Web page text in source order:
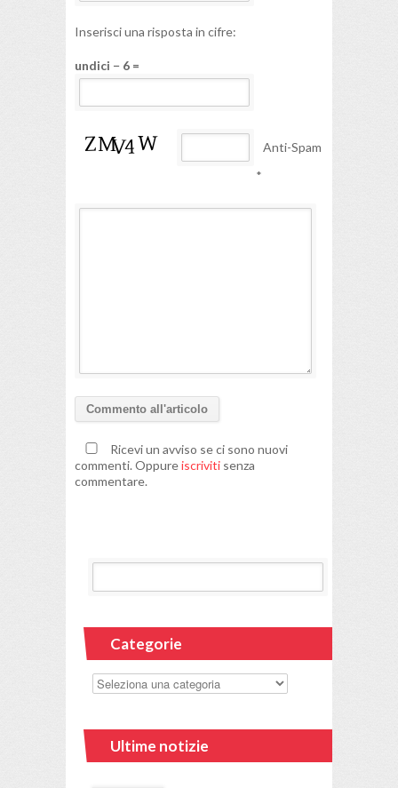
Inserisci una risposta in cifre:
undici − 6 =
Anti-Spam
*
Ricevi un avviso se ci sono nuovi
commenti. Oppureiscriviti senza
commentare.
Categorie
Ultime notizie